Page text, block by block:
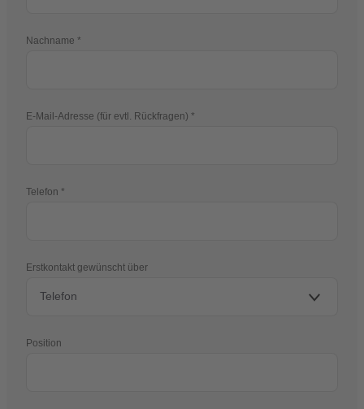
Nachname
E-Mail-Adresse (für evtl. Rückfragen)
Telefon
Erstkontakt gewünscht über
Position